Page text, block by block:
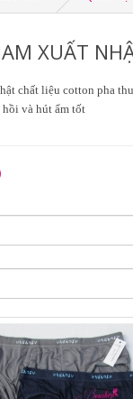
XUẤT
chất liệu cotton pha
hồi và hút ẩm tốt